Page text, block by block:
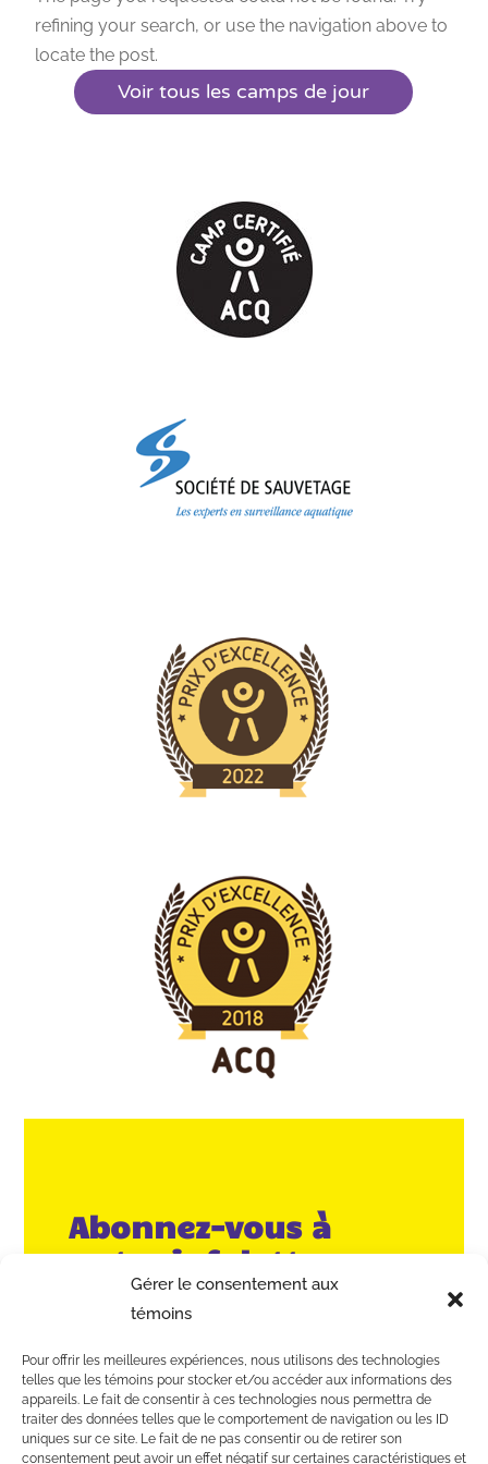
Gérer le consentement aux
témoins
Pour offrir les meilleures expériences, nous utilisons des technologies
telles que les témoins pour stocker et/ou accéder aux informations des
appareils. Le fait de consentir à ces technologies nous permettra de
traiter des données telles que le comportement de navigation ou les ID
uniques sur ce site. Le fait de ne pas consentir ou de retirer son
consentement peut avoir un effet négatif sur certaines caractéristiques et
refining your search, or use the navigation above to
locate the post.
Voir tous les camps de jour
Abonnez-vous à
notre infolettre